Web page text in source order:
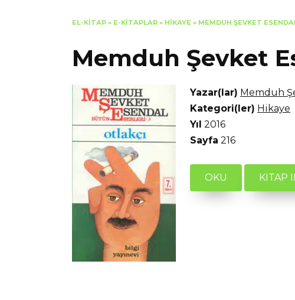
EL-KITAP » E-KITAPLAR » HIKAYE » MEMDUH ŞEVKET
Memduh Şevket
Yazar(lar) Memduh
Kategori(ler) Hikaye
Yıl 2016
Sayfa 216
OKU KITAP